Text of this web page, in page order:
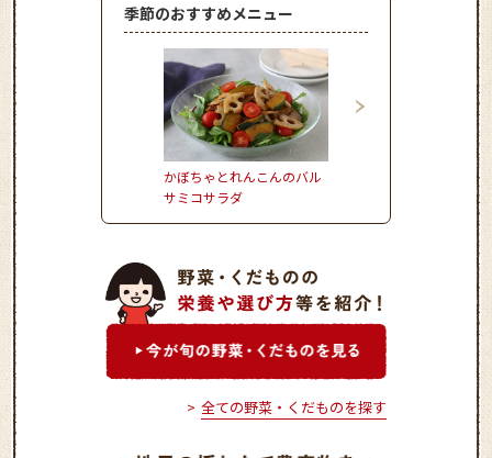
季節のおすすめメニュー
かぼちゃとれんこんのバル
サミコサラダ
かぼちゃのとろーりク
全ての野菜・くだものを探す